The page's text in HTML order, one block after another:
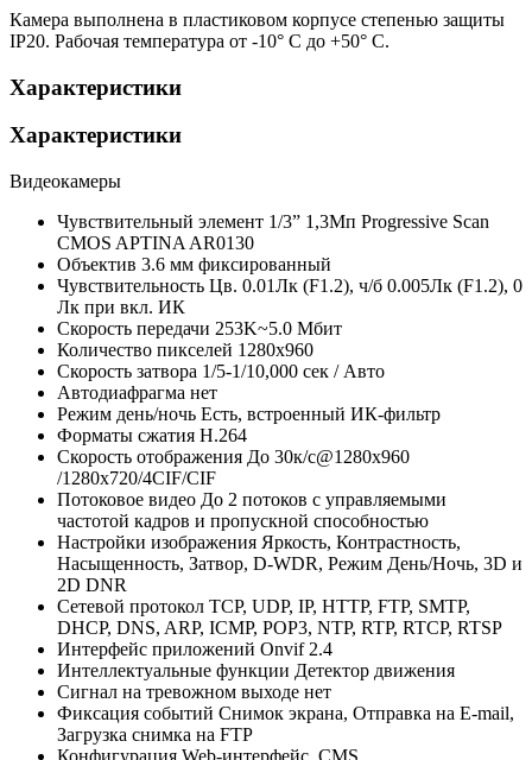
Камера выполнена в пластиковом корпусе степенью защиты
IP20. Рабочая температура от -10° С до +50° С.
Характеристики
Характеристики
Видеокамеры
Чувствительный элемент 1/3” 1,3Мп Progressive Scan
CMOS APTINA AR0130
Объектив 3.6 мм фиксированный
Чувствительность Цв. 0.01Лк (F1.2), ч/б 0.005Лк (F1.2), 0
Лк при вкл. ИК
Скорость передачи 253K~5.0 Мбит
Количество пикселей 1280х960
Скорость затвора 1/5-1/10,000 сек / Авто
Автодиафрагма нет
Режим день/ночь Есть, встроенный ИК-фильтр
Форматы сжатия H.264
Скорость отображения До 30к/с@1280х960
/1280х720/4CIF/CIF
Потоковое видео До 2 потоков с управляемыми
частотой кадров и пропускной способностью
Настройки изображения Яркость, Контрастность,
Насыщенность, Затвор, D-WDR, Режим День/Ночь, 3D и
2D DNR
Сетевой протокол TCP, UDP, IP, HTTP, FTP, SMTP,
DHCP, DNS, ARP, ICMP, POP3, NTP, RTP, RTCP, RTSP
Интерфейс приложений Onvif 2.4
Интеллектуальные функции Детектор движения
Сигнал на тревожном выходе нет
Фиксация событий Снимок экрана, Отправка на E-mail,
Загрузка снимка на FTP